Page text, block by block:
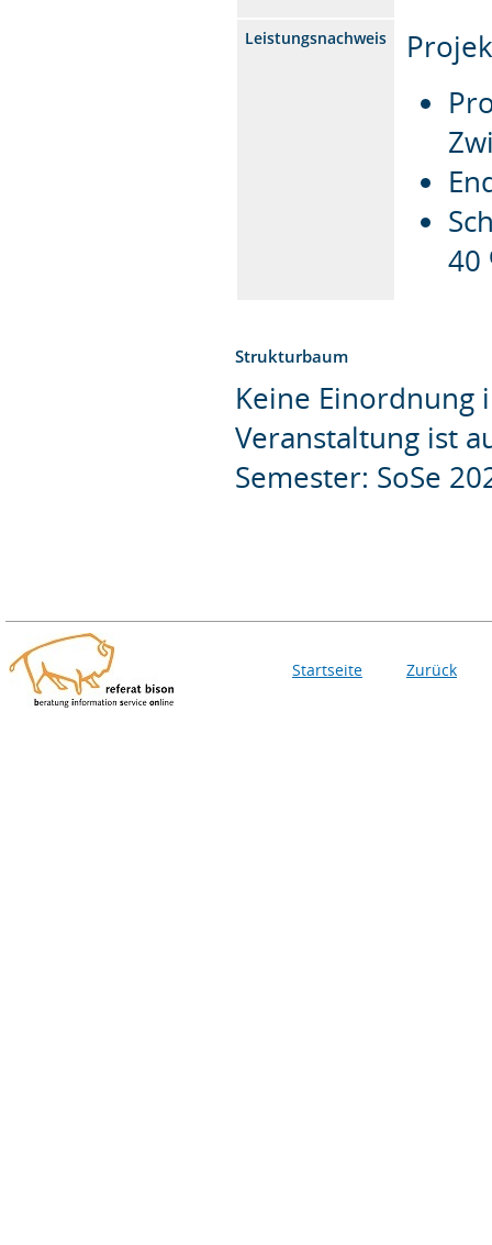
Leistungsnachweis
40
Strukturbaum
Keine Einordnung
Veranstaltung ist
Semester: SoSe
Startseite Zurück